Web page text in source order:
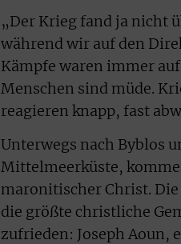
„Der Krieg fand ja nicht
während wir auf den
Kämpfe waren immer
Menschen sind müde.
reagieren knapp, fast
Unterwegs nach Byblos
Mittelmeerküste,
maronitischer Christ.
die größte christliche
zufrieden: Joseph Aoun,